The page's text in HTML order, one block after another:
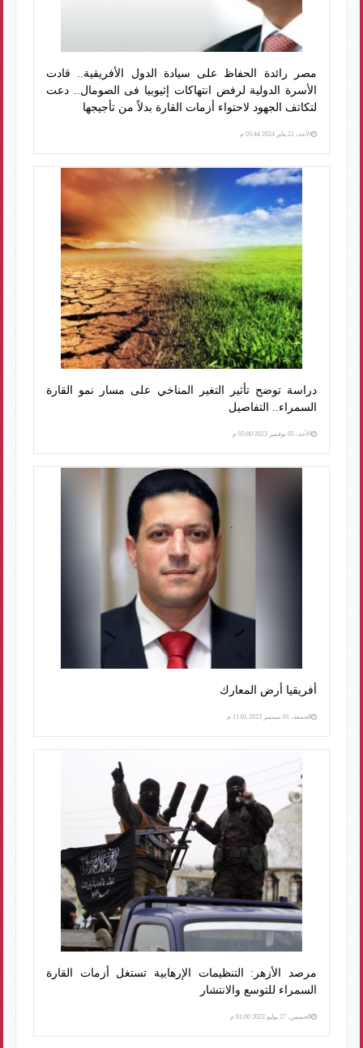
مصر رائدة الحفاظ على سيادة الدول الأفريقية.. قادت
الأسرة الدولية لرفض انتهاكات إثيوبيا فى الصومال.. دعت
لتكاتف الجهود لاحتواء أزمات القارة بدلاً من تأجيجها
الأحد، 21 يناير 2024 05:44 م
دراسة توضح تأثير التغير المناخي على مسار نمو القارة
السمراء.. التفاصيل
الأحد، 05 نوفمبر 2023 05:00 م
أفريقيا أرض المعارك
الجمعة، 01 سبتمبر 2023 11:01 م
مرصد الأزهر: التنظيمات الإرهابية تستغل أزمات القارة
السمراء للتوسع والانتشار
الخميس، 27 يوليو 2023 01:00 م